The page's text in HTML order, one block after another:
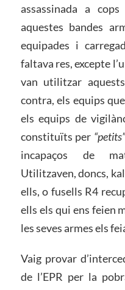
assassinada a
aquestes bandes
equipades i
faltava res, excepte
van utilitzar
contra, els equips
els equips de
constituïts per “petits”
incapaços de
Utilitzaven, doncs,
ells, o fusells R4
ells els qui ens feien
les seves armes els
Vaig provar
de l’EPR per la